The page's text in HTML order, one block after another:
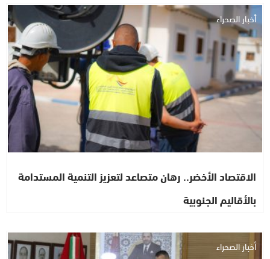
أخبار الصحراء
الاقتصاد الأخضر.. رهان متصاعد لتعزيز التنمية المستدامة
بالأقاليم الجنوبية
أخبار الصحراء